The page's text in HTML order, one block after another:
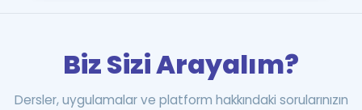
Biz Sizi Arayalım?
Dersler, uygulamalar ve platform hakkındaki sorularınızın